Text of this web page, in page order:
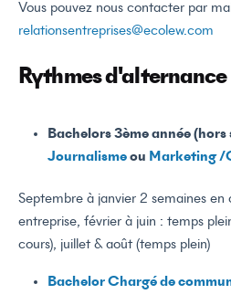
Vous pouvez nous contacter par
relationsentreprises@ecolew.com
Rythmes
Bachelors 3ème année
Journalismeou Marketing /
Septembre à janvier 2 semaines en
entreprise, février à juin : temps
cours), juillet & août (temps plein)
Bachelor Chargé de